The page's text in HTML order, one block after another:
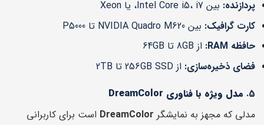
پردازنده: بین Intel Core i5، i7، یا Xeon
کارت گرافیک: بین NVIDIA Quadro M620 تا P5000
حافظه RAM:
از 8GB تا 64GB
فضای ذخیره‌سازی: از 256GB SSD تا 2TB
5. مدل ویژه با فناوری DreamColor
مدلی که مجهز به نمایشگر DreamColor است برای کاربرانی